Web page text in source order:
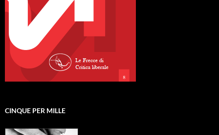
CINQUE PER MILLE